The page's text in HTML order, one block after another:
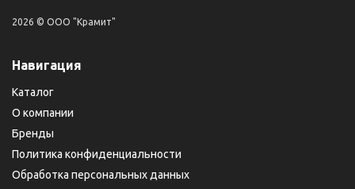
2026 © ООО "Крамит"
Навигация
Каталог
О компании
Бренды
Политика конфиденциальности
Обработка персональных данных